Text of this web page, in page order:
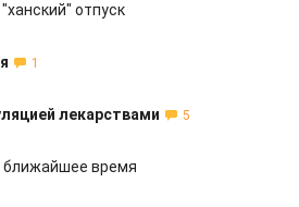
отпуск
1
лекарствами 5
ближайшее время